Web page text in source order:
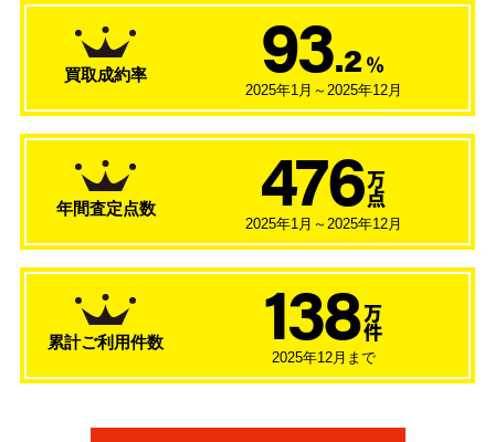
買取成約率 93.2 ％
2025年1月～2025年12月
年間査定点数 476 万
点
2025年1月～2025年12月
累計ご利用件数 138 万
件
2025年12月まで